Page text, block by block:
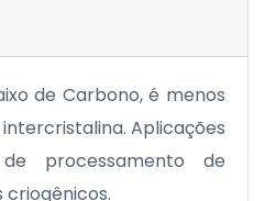
de Carbono, é menos
Aplicações
processamento de